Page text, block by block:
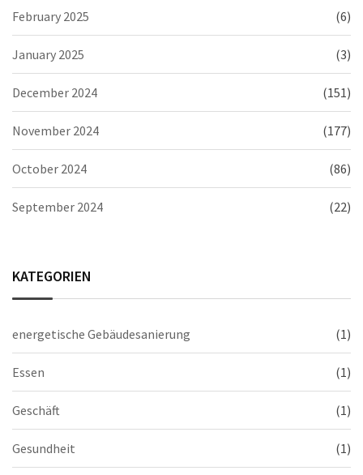
February 2025 (6)
January 2025 (3)
December 2024 (151)
November 2024 (177)
October 2024 (86)
September 2024 (22)
KATEGORIEN
energetische Gebäudesanierung (1)
Essen (1)
Geschäft (1)
Gesundheit (1)